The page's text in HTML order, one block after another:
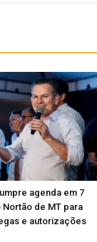
agenda em 7
de MT para
e autorizações